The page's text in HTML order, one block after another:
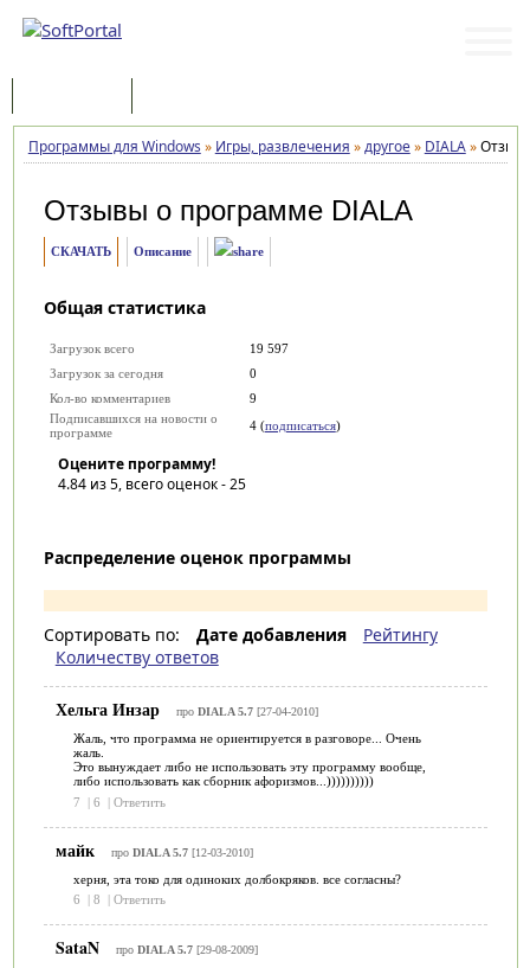
Программы для Windows » Игры, развлечения »другое» DIALA»
Отзывы о программе DIALA
СКАЧАТЬ Описание
Общая статистика
Загрузок всего
19 597
Загрузок за сегодня
0
Кол-во комментариев
9
Подписавшихся на новости о
программе
4 (подписаться)
Оцените программу!
4.84из 5, всего оценок -25
Распределение оценок программы
Сортировать по: Дате добавления
Рейтингу
Количеству ответов
Хельга Инзар про DIALA 5.7[27-04-2010]
Жаль, что программа не ориентируется в разговоре... Очень
жаль.
Это вынуждает либо не использовать эту программу вообще,
либо использовать как сборник афоризмов...))))))))))
7
| 6 | Ответить
майк про DIALA 5.7[12-03-2010]
херня, эта токо для одиноких долбокряков. все согласны?
6
| 8 | Ответить
SataN про DIALA 5.7[29-08-2009]